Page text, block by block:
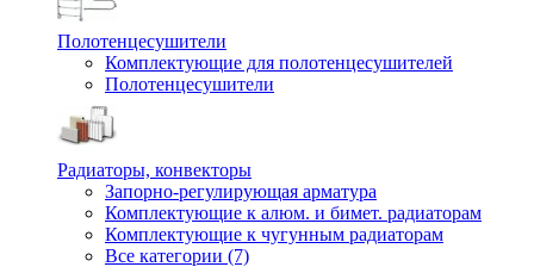
Полотенцесушители
Комплектующие для полотенцесушителей
Полотенцесушители
Радиаторы, конвекторы
Запорно-регулирующая арматура
Комплектующие к алюм. и бимет. радиаторам
Комплектующие к чугунным радиаторам
Все категории (7)